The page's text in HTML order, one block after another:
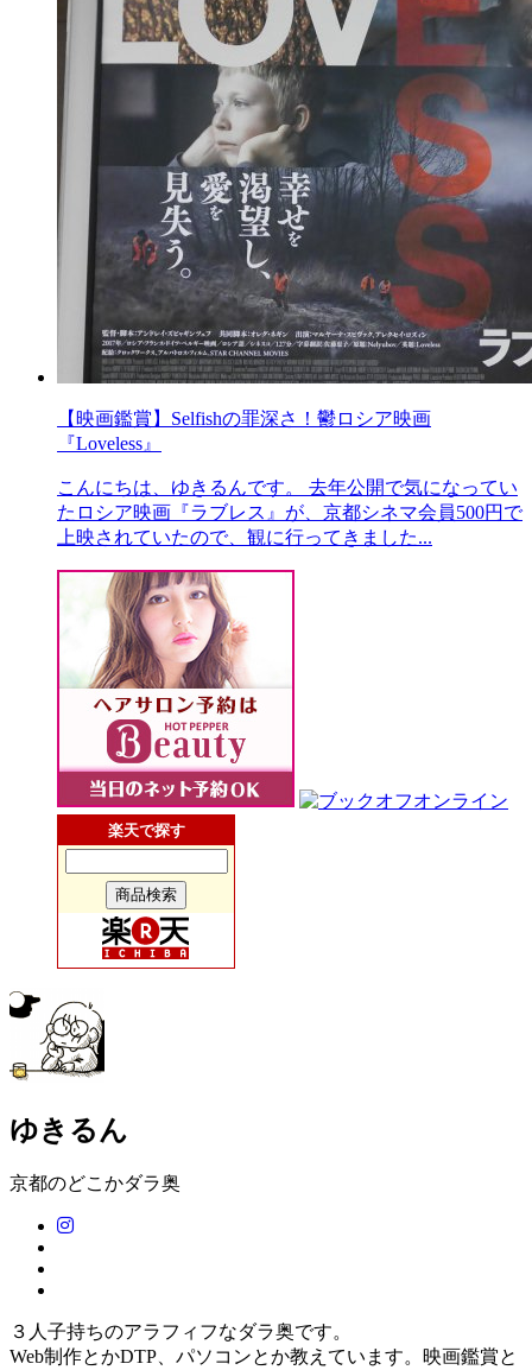
【映画鑑賞】Selfishの罪深さ！鬱ロシア映画
『Loveless』
こんにちは、ゆきるんです。 去年公開で気になってい
たロシア映画『ラブレス』が、京都シネマ会員500円で
上映されていたので、観に行ってきました...
楽天で探す
ゆきるん
京都のどこかダラ奥
３人子持ちのアラフィフなダラ奥です。
Web制作とかDTP、パソコンとか教えています。映画鑑賞と